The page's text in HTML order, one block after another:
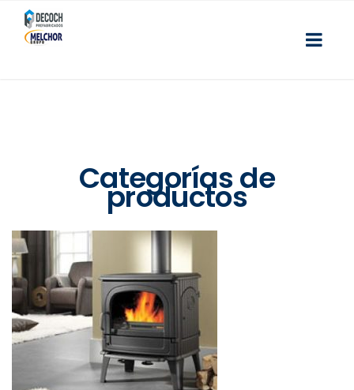
Categorías de
productos